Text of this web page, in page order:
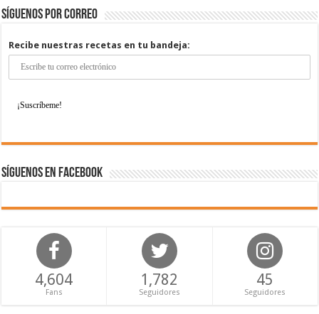
Síguenos por correo
Recibe nuestras recetas en tu bandeja:
Síguenos en Facebook
4,604
Fans
1,782
Seguidores
45
Seguidores